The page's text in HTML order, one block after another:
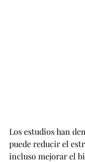
Los estudios han
puede reducir el
incluso mejorar el